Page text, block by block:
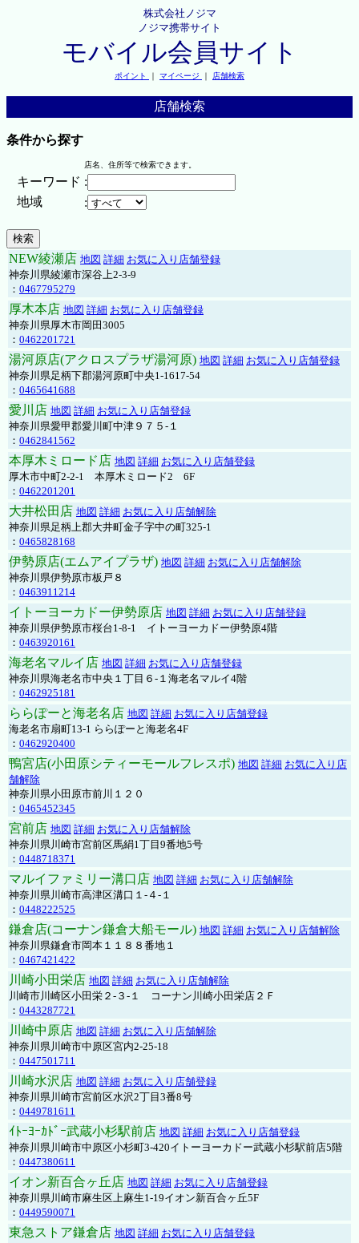
株式会社ノジマ
ノジマ携帯サイト
モバイル会員サイト
ポイント ｜ マイページ ｜ 店舗検索
店舗検索
条件から探す
店名、住所等で検索できます。
キーワード :
地域
:
NEW綾瀬店 地図 詳細 お気に入り店舗登録
神奈川県綾瀬市深谷上2-3-9
： 0467795279
厚木本店 地図 詳細 お気に入り店舗登録
神奈川県厚木市岡田3005
： 0462201721
湯河原店(アクロスプラザ湯河原) 地図 詳細 お気に入り店舗登録
神奈川県足柄下郡湯河原町中央1-1617-54
： 0465641688
愛川店 地図 詳細 お気に入り店舗登録
神奈川県愛甲郡愛川町中津９７５-１
： 0462841562
本厚木ミロード店 地図 詳細 お気に入り店舗登録
厚木市中町2-2-1 本厚木ミロード2 6F
： 0462201201
大井松田店 地図 詳細 お気に入り店舗解除
神奈川県足柄上郡大井町金子字中の町325-1
： 0465828168
伊勢原店(エムアイプラザ) 地図 詳細 お気に入り店舗解除
神奈川県伊勢原市板戸８
： 0463911214
イトーヨーカドー伊勢原店 地図 詳細 お気に入り店舗登録
神奈川県伊勢原市桜台1-8-1 イトーヨーカドー伊勢原4階
： 0463920161
海老名マルイ店 地図 詳細 お気に入り店舗登録
神奈川県海老名市中央１丁目６-１海老名マルイ4階
： 0462925181
ららぽーと海老名店 地図 詳細 お気に入り店舗登録
海老名市扇町13-1 ららぽーと海老名4F
： 0462920400
鴨宮店(小田原シティーモールフレスポ) 地図 詳細 お気に入り店
舗解除
神奈川県小田原市前川１２０
： 0465452345
宮前店 地図 詳細 お気に入り店舗解除
神奈川県川崎市宮前区馬絹1丁目9番地5号
： 0448718371
マルイファミリー溝口店 地図 詳細 お気に入り店舗解除
神奈川県川崎市高津区溝口１-４-１
： 0448222525
鎌倉店(コーナン鎌倉大船モール) 地図 詳細 お気に入り店舗解除
神奈川県鎌倉市岡本１１８８番地１
： 0467421422
川崎小田栄店 地図 詳細 お気に入り店舗解除
川崎市川崎区小田栄２‐３‐１ コーナン川崎小田栄店２Ｆ
： 0443287721
川崎中原店 地図 詳細 お気に入り店舗解除
神奈川県川崎市中原区宮内2-25-18
： 0447501711
川崎水沢店 地図 詳細 お気に入り店舗登録
神奈川県川崎市宮前区水沢2丁目3番8号
： 0449781611
ｲﾄｰﾖｰｶﾄﾞｰ武蔵小杉駅前店 地図 詳細 お気に入り店舗登録
神奈川県川崎市中原区小杉町3-420イトーヨーカドー武蔵小杉駅前店5階
： 0447380611
イオン新百合ヶ丘店 地図 詳細 お気に入り店舗登録
神奈川県川崎市麻生区上麻生1-19イオン新百合ヶ丘5F
： 0449590071
東急ストア鎌倉店 地図 詳細 お気に入り店舗登録